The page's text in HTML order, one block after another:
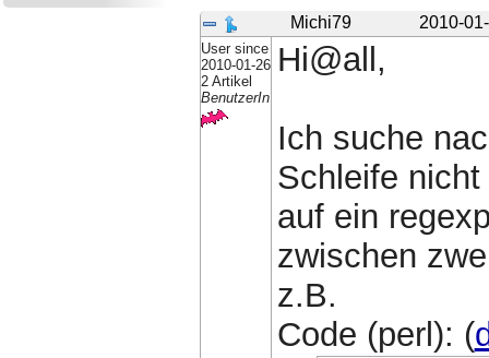
Michi79 2010-
User since
2010-01-26
2 Artikel
BenutzerIn
Hi@all,
Ich suche
Schleife
auf ein
zwischen
z.B.
Code (perl): (